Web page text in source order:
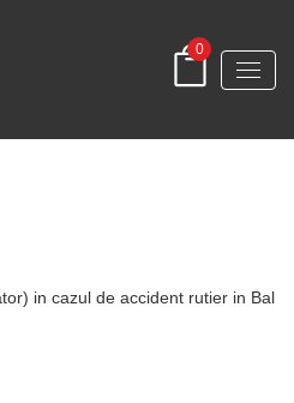
0
in cazul de accident rutier in Bal